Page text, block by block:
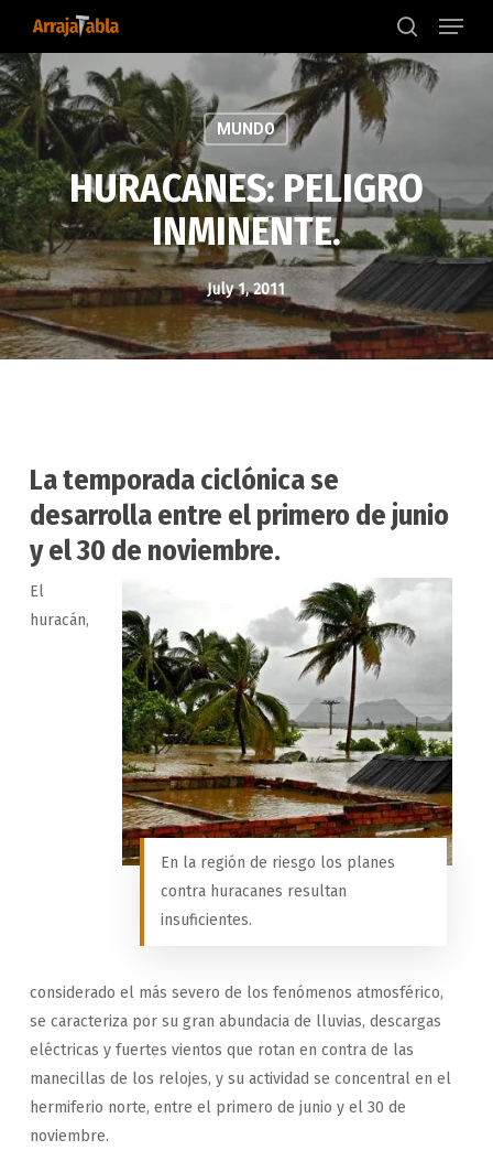
main
content
search
Menu
MUNDO
HURACANES: PELIGRO
INMINENTE.
July 1, 2011
La temporada ciclónica se
desarrolla entre el primero de junio
y el 30 de noviembre.
En la región de riesgo los planes
contra huracanes resultan
insuficientes.
El
huracán,
considerado el más severo de los fenómenos atmosférico,
se caracteriza por su gran abundacia de lluvias, descargas
eléctricas y fuertes vientos que rotan en contra de las
manecillas de los relojes, y su actividad se concentral en el
hermiferio norte, entre el primero de junio y el 30 de
noviembre.